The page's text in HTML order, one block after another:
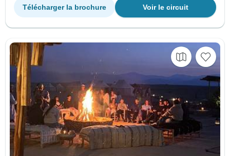
Voir le circuit
Télécharger la brochure